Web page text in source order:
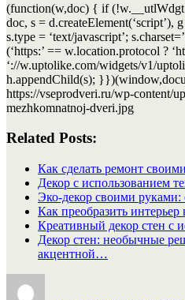
(function(w,doc) { if
doc, s = d.createElement(‘script’),
s.type = ‘text/javascript’;
(‘https:’ == w.location.protocol ?
‘://w.uptolike.com/widgets/v1/
h.appendChild(s);
https://vseprodveri.ru/wp-content/
mezhkomnatnoj-dveri.jpg
Related Posts:
Как сделать ремонт
Декор с использованием
Эко-декор своими
Как преобразить
Креативный декор стен с
Декор стен: необычные
акцентной…